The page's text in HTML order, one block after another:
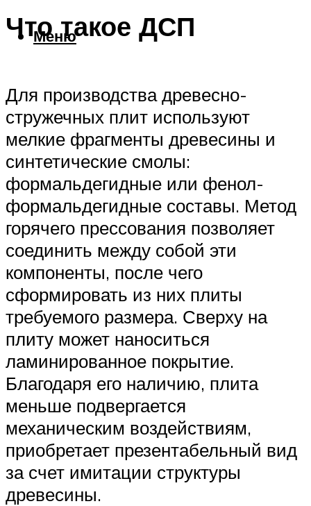
Меню
Что такое ДСП
Для производства древесно-
стружечных плит используют
мелкие фрагменты древесины и
синтетические смолы:
формальдегидные или фенол-
формальдегидные составы. Метод
горячего прессования позволяет
соединить между собой эти
компоненты, после чего
сформировать из них плиты
требуемого размера. Сверху на
плиту может наноситься
ламинированное покрытие.
Благодаря его наличию, плита
меньше подвергается
механическим воздействиям,
приобретает презентабельный вид
за счет имитации структуры
древесины.